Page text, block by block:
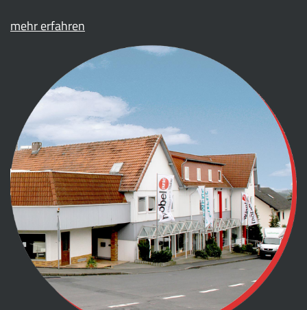
mehr erfahren